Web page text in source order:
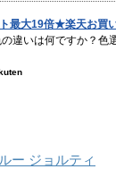
ー ジョルティ